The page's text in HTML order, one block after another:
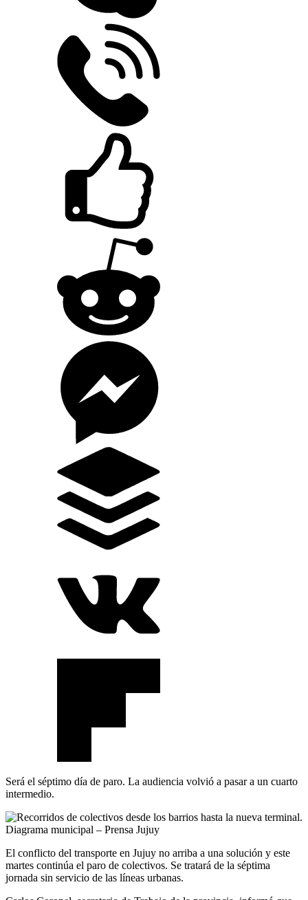
Será el séptimo día de paro. La audiencia volvió a pasar a un cuarto
intermedio.
El conflicto del transporte en Jujuy no arriba a una solución y este
martes continúa el paro de colectivos. Se tratará de la séptima
jornada sin servicio de las líneas urbanas.